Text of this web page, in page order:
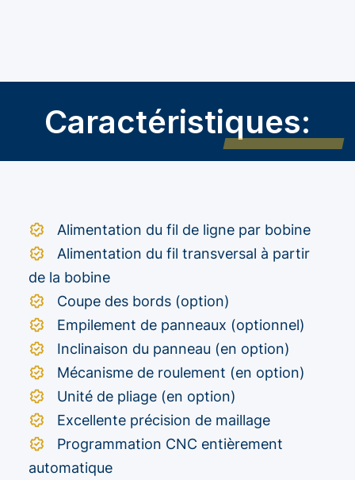
Caractéristiques:
Alimentation du fil de ligne par bobine
Alimentation du fil transversal à partir
de la bobine
Coupe des bords (option)
Empilement de panneaux (optionnel)
Inclinaison du panneau (en option)
Mécanisme de roulement (en option)
Unité de pliage (en option)
Excellente précision de maillage
Programmation CNC entièrement
automatique